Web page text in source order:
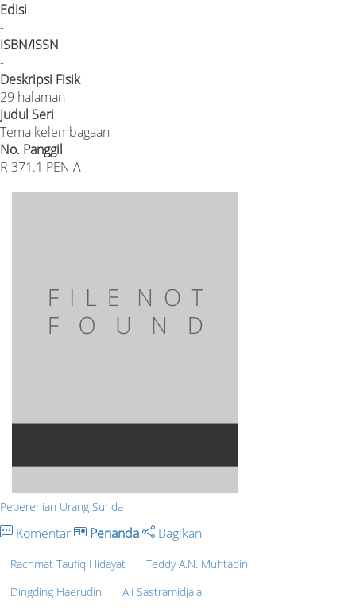
Edisi
-
ISBN/ISSN
-
Deskripsi Fisik
29 halaman
Judul Seri
Tema kelembagaan
No. Panggil
R 371.1 PEN A
Peperenian Urang Sunda
Komentar Penanda Bagikan
Rachmat Taufiq Hidayat
Teddy A.N. Muhtadin
Dingding Haerudin
Ali Sastramidjaja